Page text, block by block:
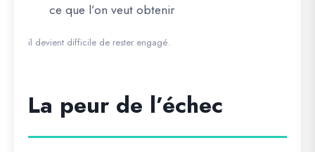
ce que l’on veut obtenir
il devient difficile de rester engagé.
La peur de l’échec